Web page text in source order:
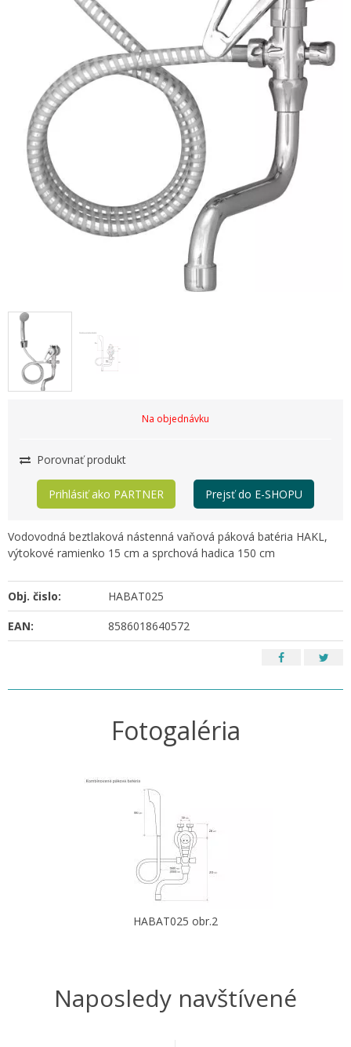
Na objednávku
Porovnať produkt
Prihlásiť ako PARTNER Prejsť do E-SHOPU
Vodovodná beztlaková nástenná vaňová páková batéria HAKL,
výtokové ramienko 15 cm a sprchová hadica 150 cm
Obj. čislo:
HABAT025
EAN:
8586018640572
Fotogaléria
HABAT025 obr.2
Naposledy navštívené